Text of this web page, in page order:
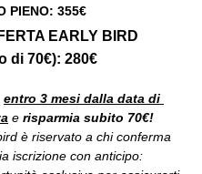
PIENO: 355€
EARLY BIRD
di 70€): 280€
entro 3 mesi dalla data di
e risparmia subito 70€!
è riservato a chi conferma
iscrizione con anticipo: